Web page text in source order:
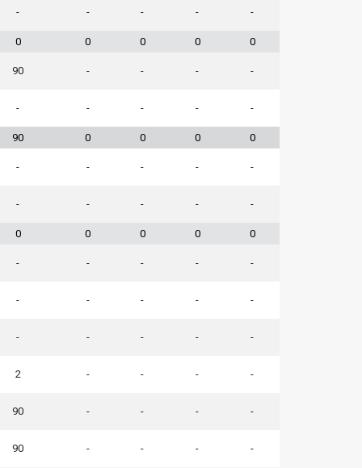
- - - - -
0 0 0 0 0
90 - - - -
- - - - -
90 0 0 0 0
- - - - -
- - - - -
0 0 0 0 0
- - - - -
- - - - -
- - - - -
2 - - - -
90 - - - -
90 - - - -